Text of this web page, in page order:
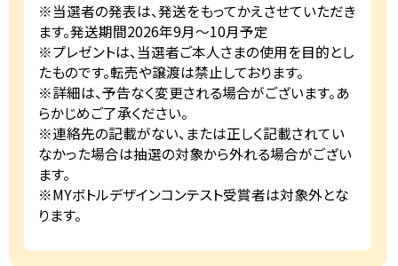
※当選者の発表は、発送をもってかえさせていただき
ます。発送期間2026年9月～10月予定
※プレゼントは、当選者ご本人さまの使用を目的とし
たものです。転売や譲渡は禁止しております。
※詳細は、予告なく変更される場合がございます。あ
らかじめご了承ください。
※連絡先の記載がない、または正しく記載されてい
なかった場合は抽選の対象から外れる場合がござい
ます。
※MYボトルデザインコンテスト受賞者は対象外とな
ります。